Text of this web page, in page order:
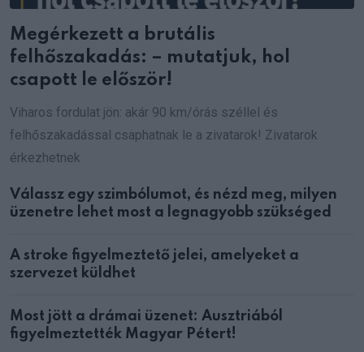
Megérkezett a brutális
felhőszakadás: – mutatjuk, hol
csapott le először!
Viharos fordulat jön: akár 90 km/órás széllel és
felhőszakadással csaphatnak le a zivatarok! Zivatarok
érkezhetnek
Válassz egy szimbólumot, és nézd meg, milyen
üzenetre lehet most a legnagyobb szükséged
A stroke figyelmeztető jelei, amelyeket a
szervezet küldhet
Most jött a drámai üzenet: Ausztriából
figyelmeztették Magyar Pétert!